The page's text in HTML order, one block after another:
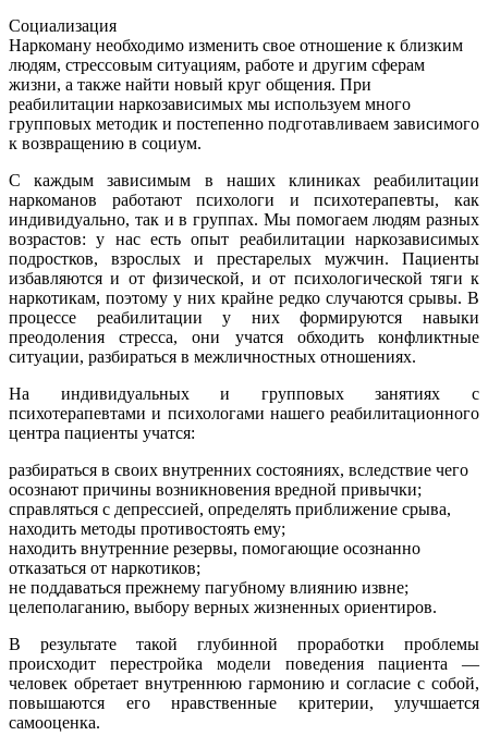
Социализация
Наркоману необходимо изменить свое отношение к близким
людям, стрессовым ситуациям, работе и другим сферам
жизни, а также найти новый круг общения. При
реабилитации наркозависимых мы используем много
групповых методик и постепенно подготавливаем зависимого
к возвращению в социум.
С каждым зависимым в наших клиниках реабилитации
наркоманов работают психологи и психотерапевты, как
индивидуально, так и в группах. Мы помогаем людям разных
возрастов: у нас есть опыт реабилитации наркозависимых
подростков, взрослых и престарелых мужчин. Пациенты
избавляются и от физической, и от психологической тяги к
наркотикам, поэтому у них крайне редко случаются срывы. В
процессе реабилитации у них формируются навыки
преодоления стресса, они учатся обходить конфликтные
ситуации, разбираться в межличностных отношениях.
На индивидуальных и групповых занятиях с
психотерапевтами и психологами нашего реабилитационного
центра пациенты учатся:
разбираться в своих внутренних состояниях, вследствие чего
осознают причины возникновения вредной привычки;
справляться с депрессией, определять приближение срыва,
находить методы противостоять ему;
находить внутренние резервы, помогающие осознанно
отказаться от наркотиков;
не поддаваться прежнему пагубному влиянию извне;
целеполаганию, выбору верных жизненных ориентиров.
В результате такой глубинной проработки проблемы
происходит перестройка модели поведения пациента —
человек обретает внутреннюю гармонию и согласие с собой,
повышаются его нравственные критерии, улучшается
самооценка.